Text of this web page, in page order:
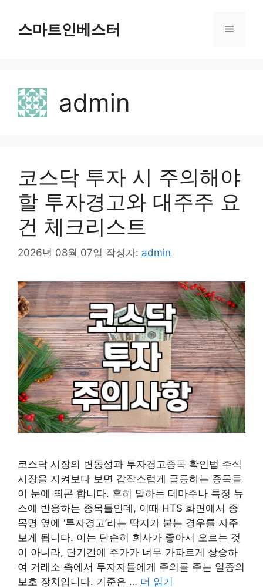
스마트인베스터 메
admin
코스닥 투자 시 주의해야
할 투자경고와 대주주 요
건 체크리스트
2026년 08월 07일 작성자: admin
코스닥 시장의 변동성과 투자경고종목 확인법 주식
시장을 지켜보다 보면 갑작스럽게 급등하는 종목들
이 눈에 띄곤 합니다. 흔히 말하는 테마주나 특정 뉴
스에 반응하는 종목들인데, 이때 HTS 화면에서 종
목명 옆에 ‘투자경고’라는 딱지가 붙는 경우를 자주
보게 됩니다. 이는 단순히 회사가 좋아서 오르는 것
이 아니라, 단기간에 주가가 너무 가파르게 상승하
여 거래소 측에서 투자자들에게 주의를 주는 일종의
보호 장치입니다. 기준은 … 더 읽기